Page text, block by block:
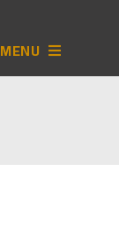
MENU